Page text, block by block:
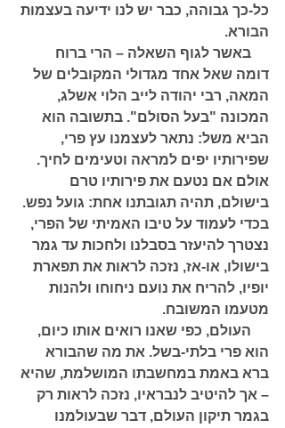
כל-כך גבוהה, כבר יש לנו ידיעה בעצמות
הבורא.
     באשר לגוף השאלה – הרי ברוח
דומה שאל אחד מגדולי המקובלים של
המאה, רבי יהודה לייב הלוי אשלג,
המכונה "בעל הסולם". בתשובה הוא
הביא משל: נתאר לעצמנו עץ פרי,
שפירותיו יפים למראה וטעימים לחיך.
אולם אם נטעם את פירותיו טרם
בישולם, תהיה תגובתנו אחת: גועל נפש.
בכדי לעמוד על טיבו האמיתי של הפרי,
נצטרך להיעזר בסבלנו ולחכות עד גמר
בישולו, או-אז, נזכה לראות את תפארת
יופיו, להריח את נועם ניחוחו ולהנות
מטעמו המשובח.
     העולם, כפי שאנו רואים אותו כיום,
הוא פרי בלתי-בשל. את מה שהבורא
ברא באמת במחשבתו המושלמת, שהיא
– אך להיטיב לנבראיו, נזכה לראות רק
בגמר תיקון העולם, דבר שבעולמנו